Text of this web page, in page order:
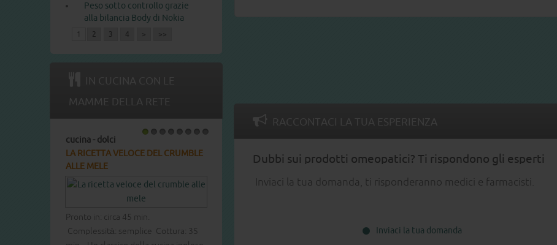
RACCONTACI LA TUA ESPERIENZA
Dubbi sui prodotti omeopatici? Ti rispondono gli esperti
Inviaci la tua domanda, ti risponderanno medici e farmacisti.
Inviaci la tua domanda
Peso sotto controllo grazie
alla bilancia Body di Nokia
1 2 3 4 > >>
MAMME DELLA RETE
cucina - dolci
LA RICETTA DEL COTTON CAKE
Pronto in: circa 60 min.
Complessità: media Cottura: 40 min.
Dolce leggero e soffice buono per
ogni occasione.